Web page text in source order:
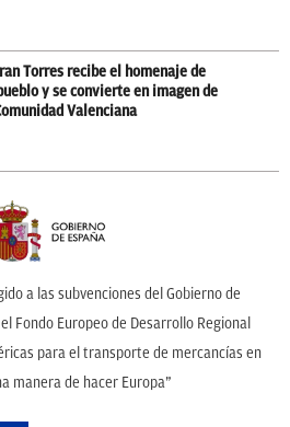
Torres recibe el homenaje de
y se convierte en imagen de
Valenciana
a las subvenciones del Gobierno de
Fondo Europeo de Desarrollo Regional
para el transporte de mercancías en
manera de hacer Europa”